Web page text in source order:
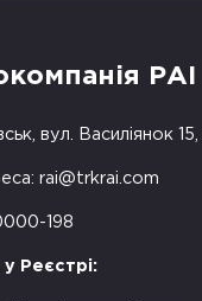
РАІ
вул. Василіянок
rai@trkrai.com
198
у Реєстрі: